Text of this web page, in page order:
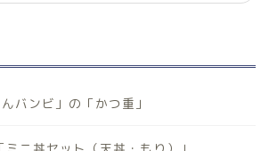
バンビ」の「かつ重」